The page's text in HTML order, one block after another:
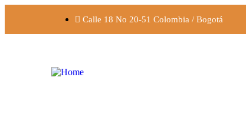
Calle 18 No 20-51 Colombia / Bogotá